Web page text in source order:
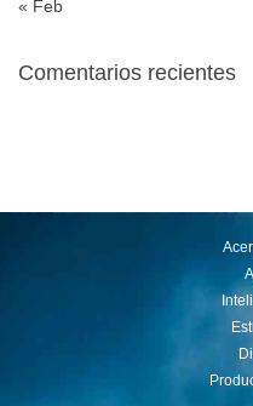
« Feb
Comentarios recientes